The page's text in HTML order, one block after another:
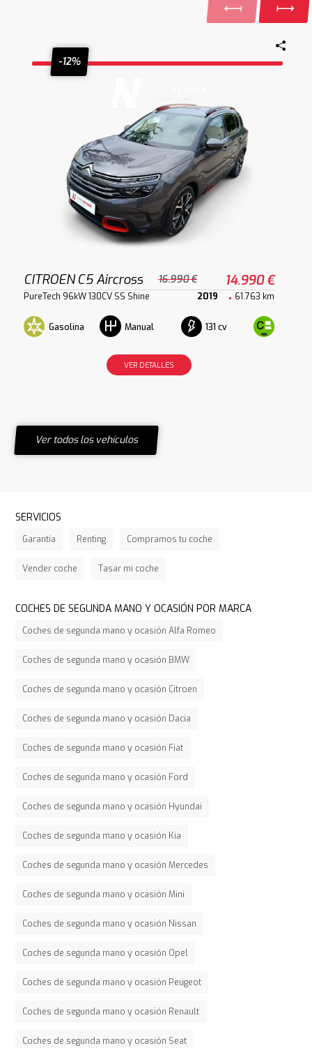
-12%
CITROEN C5 Aircross 16.990 € 14.990 €
PureTech 96kW 130CV SS Shine 2019 61.763 km
Gasolina Manual 131 cv
VER DETALLES
Ver todos los vehículos
SERVICIOS
Garantía Renting Compramos tu coche
Vender coche Tasar mi coche
COCHES DE SEGUNDA MANO Y OCASIÓN POR MARCA
Coches de segunda mano y ocasión Alfa Romeo
Coches de segunda mano y ocasión BMW
Coches de segunda mano y ocasión Citroen
Coches de segunda mano y ocasión Dacia
Coches de segunda mano y ocasión Fiat
Coches de segunda mano y ocasión Ford
Coches de segunda mano y ocasión Hyundai
Coches de segunda mano y ocasión Kia
Coches de segunda mano y ocasión Mercedes
Coches de segunda mano y ocasión Mini
Coches de segunda mano y ocasión Nissan
Coches de segunda mano y ocasión Opel
Coches de segunda mano y ocasión Peugeot
Coches de segunda mano y ocasión Renault
Coches de segunda mano y ocasión Seat